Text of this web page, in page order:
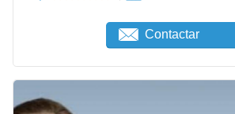
Contactar